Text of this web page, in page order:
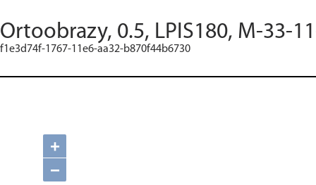
Ortoobrazy, 0.5, LPIS180, M-33-
f1e3d74f-1767-11e6-aa32-b870f44b6730
+
−